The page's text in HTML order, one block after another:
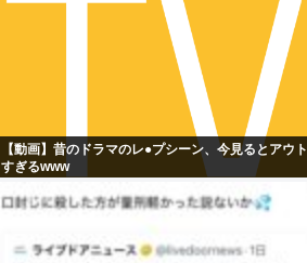
【動画】昔のドラマのレ●プシーン、今見るとアウト
すぎるwww